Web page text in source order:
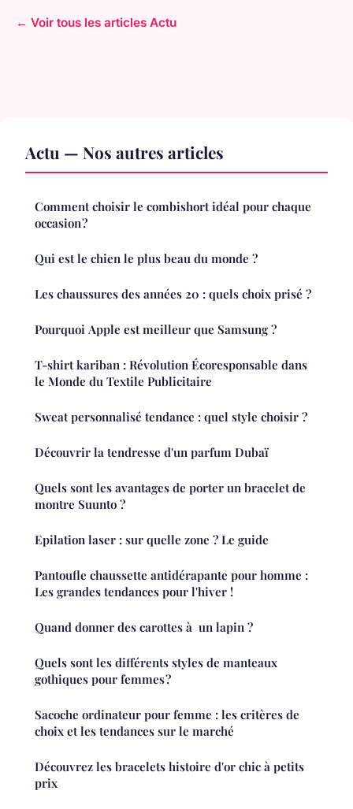
← Voir tous les articles Actu
Actu — Nos autres articles
Comment choisir le combishort idéal pour chaque
occasion ?
Qui est le chien le plus beau du monde ?
Les chaussures des années 20 : quels choix prisé ?
Pourquoi Apple est meilleur que Samsung ?
T-shirt kariban : Révolution Écoresponsable dans
le Monde du Textile Publicitaire
Sweat personnalisé tendance : quel style choisir ?
Découvrir la tendresse d'un parfum Dubaï
Quels sont les avantages de porter un bracelet de
montre Suunto ?
Epilation laser : sur quelle zone ? Le guide
Pantoufle chaussette antidérapante pour homme :
Les grandes tendances pour l'hiver !
Quand donner des carottes à un lapin ?
Quels sont les différents styles de manteaux
gothiques pour femmes ?
Sacoche ordinateur pour femme : les critères de
choix et les tendances sur le marché
Découvrez les bracelets histoire d'or chic à petits
prix